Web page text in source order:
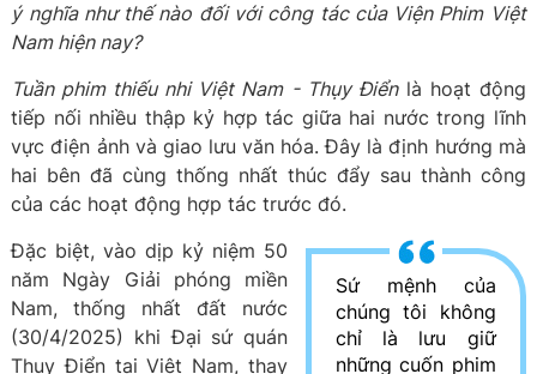
ý nghĩa như thế nào đối với công tác của Viện Phim Việt
Nam hiện nay?
Tuần phim thiếu nhi Việt Nam - Thụy Điểnlà hoạt động
tiếp nối nhiều thập kỷ hợp tác giữa hai nước trong lĩnh
vực điện ảnh và giao lưu văn hóa. Đây là định hướng mà
hai bên đã cùng thống nhất thúc đẩy sau thành công
của các hoạt động hợp tác trước đó.
Sứ mệnh của
chúng tôi không
chỉ là lưu giữ
những cuốn phim
Đặc biệt, vào dịp kỷ niệm 50
năm Ngày Giải phóng miền
Nam, thống nhất đất nước
(30/4/2025) khi Đại sứ quán
Thụy Điển tại Việt Nam, thay